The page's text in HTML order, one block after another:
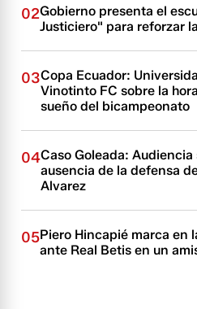
02Gobierno presenta el
Justiciero" para reforzar
03Copa Ecuador:
Vinotinto FC sobre la
sueño del bicampeonato
04Caso Goleada:
ausencia de la defensa
Alvarez
05Piero Hincapié marca en
ante Real Betis en un